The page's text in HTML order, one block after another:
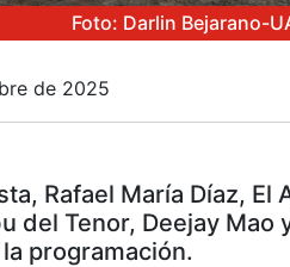
Foto: Darlin Bejarano-
de 2025
Rafael María Díaz, El
del Tenor, Deejay Mao
programación.